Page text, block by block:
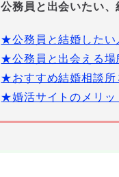
公務員と出会いたい
★公務員と結婚したい
★公務員と出会える
★おすすめ結婚相談所
★婚活サイトのメリ